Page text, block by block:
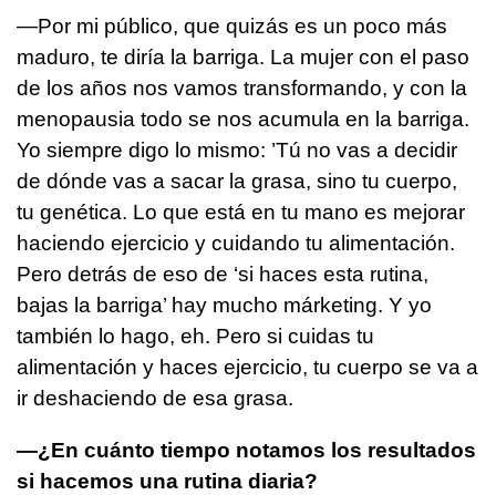
—Por mi público, que quizás es un poco más
maduro, te diría la barriga. La mujer con el paso
de los años nos vamos transformando, y con la
menopausia todo se nos acumula en la barriga.
Yo siempre digo lo mismo: ’Tú no vas a decidir
de dónde vas a sacar la grasa, sino tu cuerpo,
tu genética. Lo que está en tu mano es mejorar
haciendo ejercicio y cuidando tu alimentación.
Pero detrás de eso de ‘si haces esta rutina,
bajas la barriga’ hay mucho márketing. Y yo
también lo hago, eh. Pero si cuidas tu
alimentación y haces ejercicio, tu cuerpo se va a
ir deshaciendo de esa grasa.
—¿En cuánto tiempo notamos los resultados
si hacemos una rutina diaria?